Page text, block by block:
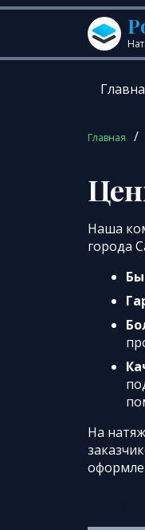
Перейти к
Главная /
Наша
города
На